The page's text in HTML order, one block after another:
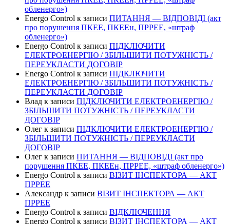
обленерго»)
Energo Control к записи ПИТАННЯ — ВІДПОВІДІ (акт
про порушення ПКЕЕ, ПКЕЕн, ПРРЕЕ, «штраф
обленерго»)
Energo Control к записи ПІДКЛЮЧИТИ
ЕЛЕКТРОЕНЕРГІЮ / ЗБІЛЬШИТИ ПОТУЖНІСТЬ /
ПЕРЕУКЛАСТИ ДОГОВІР
Energo Control к записи ПІДКЛЮЧИТИ
ЕЛЕКТРОЕНЕРГІЮ / ЗБІЛЬШИТИ ПОТУЖНІСТЬ /
ПЕРЕУКЛАСТИ ДОГОВІР
Влад к записи ПІДКЛЮЧИТИ ЕЛЕКТРОЕНЕРГІЮ /
ЗБІЛЬШИТИ ПОТУЖНІСТЬ / ПЕРЕУКЛАСТИ
ДОГОВІР
Олег к записи ПІДКЛЮЧИТИ ЕЛЕКТРОЕНЕРГІЮ /
ЗБІЛЬШИТИ ПОТУЖНІСТЬ / ПЕРЕУКЛАСТИ
ДОГОВІР
Олег к записи ПИТАННЯ — ВІДПОВІДІ (акт про
порушення ПКЕЕ, ПКЕЕн, ПРРЕЕ, «штраф обленерго»)
Energo Control к записи ВІЗИТ ІНСПЕКТОРА — АКТ
ПРРЕЕ
Александр к записи ВІЗИТ ІНСПЕКТОРА — АКТ
ПРРЕЕ
Energo Control к записи ВІДКЛЮЧЕННЯ
Energo Control к записи ВІЗИТ ІНСПЕКТОРА — АКТ